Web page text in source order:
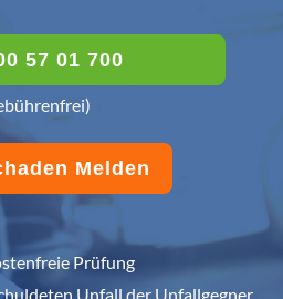
57 01 700
Melden
Prüfung
Unfall der Unfallgegner